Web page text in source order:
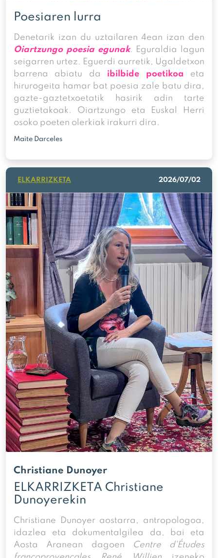
Poesiaren lurra
Denetarik izan du uztailaren 4ean izan den
Oiartzungo poesia egunak. Eguraldia lagun
seigarren urtez. Eguerdi aurretik, Ugaldetxon
barrena abiatu da ibilbide poetikoa
eta
hirurogeita hamar bat poesia zale batu dira,
gazte-gaztetxoetatik hasirik adin tarte
guztietakoak. Oiartzungo eta Euskal Herri
osoko poeten olerkiak irakurri dira.
Maite Darceles
ELKARRIZKETA 2026/07/02
Christiane Dunoyer
ELKARRIZKETA Christiane
Dunoyerekin
Christiane Dunoyer aostarra, antropologoa,
idazlea eta dokumentalgilea da, bai eta
Aosta Aranean dagoen
Centre d'Études